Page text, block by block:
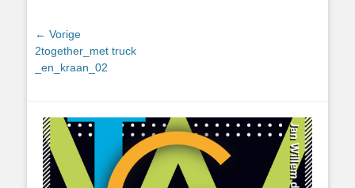
Bericht
navigatie
← Vorige
Vorig
bericht:
2together_met truck
_en_kraan_02